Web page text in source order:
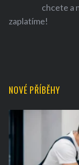
chcete a
zaplatíme!
NOVÉ PŘÍBĚHY